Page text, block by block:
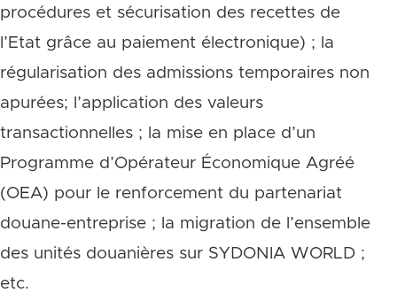
procédures et sécurisation des recettes de
l’Etat grâce au paiement électronique) ; la
régularisation des admissions temporaires non
apurées; l’application des valeurs
transactionnelles ; la mise en place d’un
Programme d’Opérateur Économique Agréé
(OEA) pour le renforcement du partenariat
douane-entreprise ; la migration de l’ensemble
des unités douanières sur SYDONIA WORLD ;
etc.